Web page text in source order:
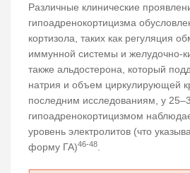
Различные клинические
гипоадренокортицизма
кортизола, таких как регуляция
иммунной системы и желудочно-
также альдостерона, который
натрия и объем циркулирующей
последним исследованиям, у
гипоадренокортицизмом
уровень электролитов (что
форму ГА)46-48